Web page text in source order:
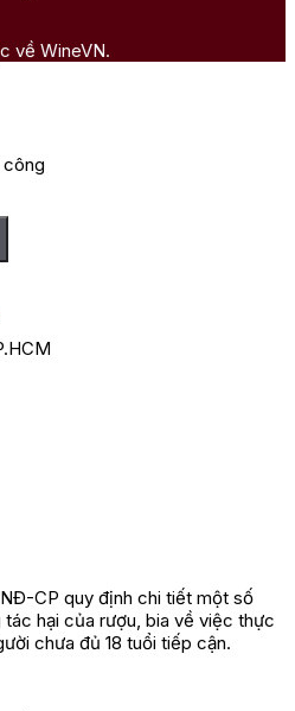
về WineVN.
công
CP quy định chi tiết một số
hại của rượu, bia về việc thực
chưa đủ 18 tuổi tiếp cận.